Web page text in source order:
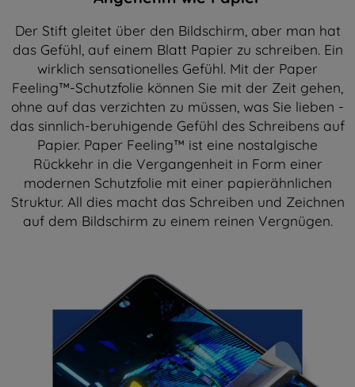
Der Stift gleitet über den Bildschirm, aber man hat
das Gefühl, auf einem Blatt Papier zu schreiben. Ein
wirklich sensationelles Gefühl. Mit der Paper
Feeling™-Schutzfolie können Sie mit der Zeit gehen,
ohne auf das verzichten zu müssen, was Sie lieben -
das sinnlich-beruhigende Gefühl des Schreibens auf
Papier. Paper Feeling™ ist eine nostalgische
Rückkehr in die Vergangenheit in Form einer
modernen Schutzfolie mit einer papierähnlichen
Struktur. All dies macht das Schreiben und Zeichnen
auf dem Bildschirm zu einem reinen Vergnügen.